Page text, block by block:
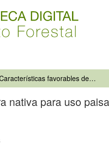
Características favorables de la flora nativa para uso paisajístico en la zona centro del país; presentación de una muestra de especies
nativa para uso